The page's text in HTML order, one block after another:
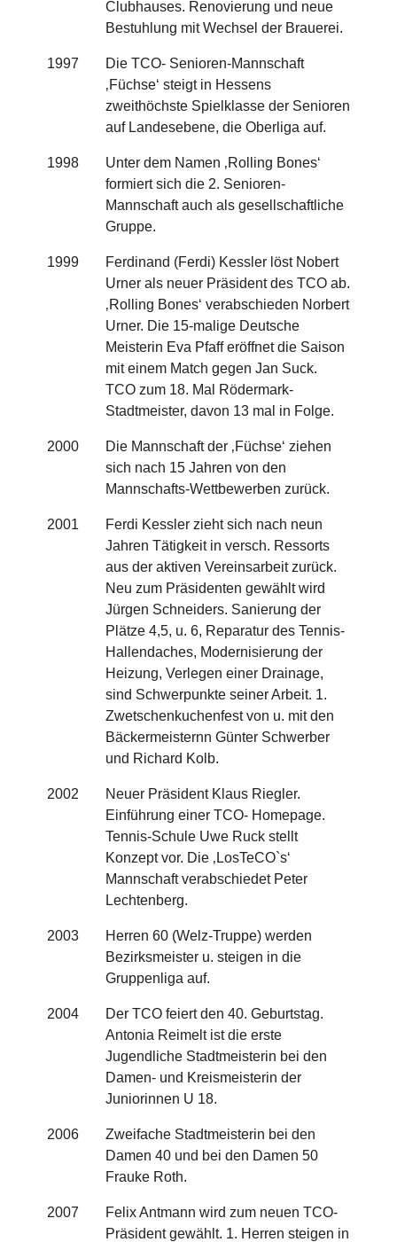
Clubhauses. Renovierung und neue
Bestuhlung mit Wechsel der Brauerei.
1997
Die TCO- Senioren-Mannschaft
‚Füchse‘ steigt in Hessens
zweithöchste Spielklasse der Senioren
auf Landesebene, die Oberliga auf.
1998
Unter dem Namen ‚Rolling Bones‘
formiert sich die 2. Senioren-
Mannschaft auch als gesellschaftliche
Gruppe.
1999
Ferdinand (Ferdi) Kessler löst Nobert
Urner als neuer Präsident des TCO ab.
‚Rolling Bones‘ verabschieden Norbert
Urner. Die 15-malige Deutsche
Meisterin Eva Pfaff eröffnet die Saison
mit einem Match gegen Jan Suck.
TCO zum 18. Mal Rödermark-
Stadtmeister, davon 13 mal in Folge.
2000
Die Mannschaft der ‚Füchse‘ ziehen
sich nach 15 Jahren von den
Mannschafts-Wettbewerben zurück.
2001
Ferdi Kessler zieht sich nach neun
Jahren Tätigkeit in versch. Ressorts
aus der aktiven Vereinsarbeit zurück.
Neu zum Präsidenten gewählt wird
Jürgen Schneiders. Sanierung der
Plätze 4,5, u. 6, Reparatur des Tennis-
Hallendaches, Modernisierung der
Heizung, Verlegen einer Drainage,
sind Schwerpunkte seiner Arbeit. 1.
Zwetschenkuchenfest von u. mit den
Bäckermeisternn Günter Schwerber
und Richard Kolb.
2002
Neuer Präsident Klaus Riegler.
Einführung einer TCO- Homepage.
Tennis-Schule Uwe Ruck stellt
Konzept vor. Die ‚LosTeCO`s‘
Mannschaft verabschiedet Peter
Lechtenberg.
2003
Herren 60 (Welz-Truppe) werden
Bezirksmeister u. steigen in die
Gruppenliga auf.
2004
Der TCO feiert den 40. Geburtstag.
Antonia Reimelt ist die erste
Jugendliche Stadtmeisterin bei den
Damen- und Kreismeisterin der
Juniorinnen U 18.
2006
Zweifache Stadtmeisterin bei den
Damen 40 und bei den Damen 50
Frauke Roth.
2007
Felix Antmann wird zum neuen TCO-
Präsident gewählt. 1. Herren steigen in